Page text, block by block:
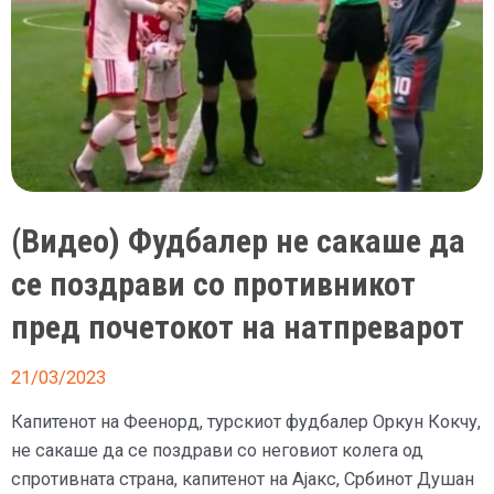
(Видео) Фудбалер не сакаше да
се поздрави со противникот
пред почетокот на натпреварот
21/03/2023
Капитенот на Феенорд, турскиот фудбалер Оркун Кокчу,
не сакаше да се поздрави со неговиот колега од
спротивната страна, капитенот на Ајакс, Србинот Душан